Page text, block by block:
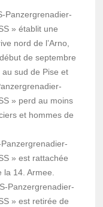
Panzergrenadier-
» établit une
nord de l’Arno,
de septembre
sud de Pise et
» perd au moins
et hommes de
» est rattachée
la 14. Armee.
Panzergrenadier-
» est retirée de